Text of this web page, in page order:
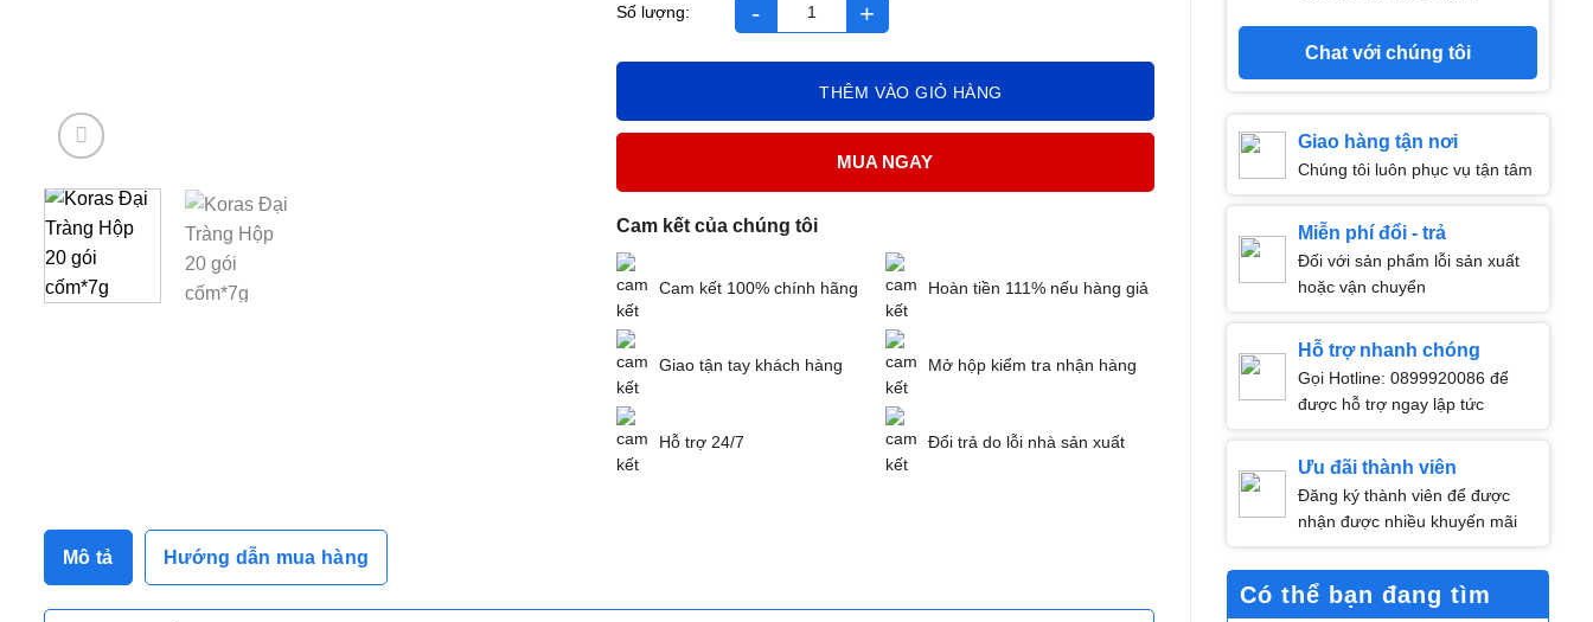
Chat với chúng tôi
Giao hàng tận nơi
Chúng tôi luôn phục vụ tận tâm
Miễn phí đổi - trả
Đối với sản phẩm lỗi sản xuất
hoặc vận chuyển
Hỗ trợ nhanh chóng
Gọi Hotline: 0899920086 để
được hỗ trợ ngay lập tức
Ưu đãi thành viên
Đăng ký thành viên để được
nhận được nhiều khuyến mãi
Có thể bạn đang tìm
Koras Đại Tràng Hộp 20 gói cốm*7g số lượng
THÊM VÀO GIỎ HÀNG
MUA NGAY
Cam kết của chúng tôi
Cam kết 100% chính hãng Hoàn tiền 111% nếu hàng giả
Giao tận tay khách hàng Mở hộp kiểm tra nhận hàng
Hỗ trợ 24/7 Đổi trả do lỗi nhà sản xuất
Mô tả Hướng dẫn mua hàng